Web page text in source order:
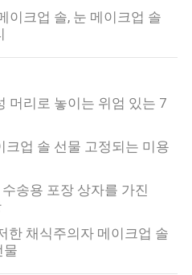
이크업 솔, 눈 메이크업 솔
머리로 놓이는 위엄 있는 7
업 솔 선물 고정되는 미용
송용 포장 상자를 가진
한 채식주의자 메이크업 솔
물